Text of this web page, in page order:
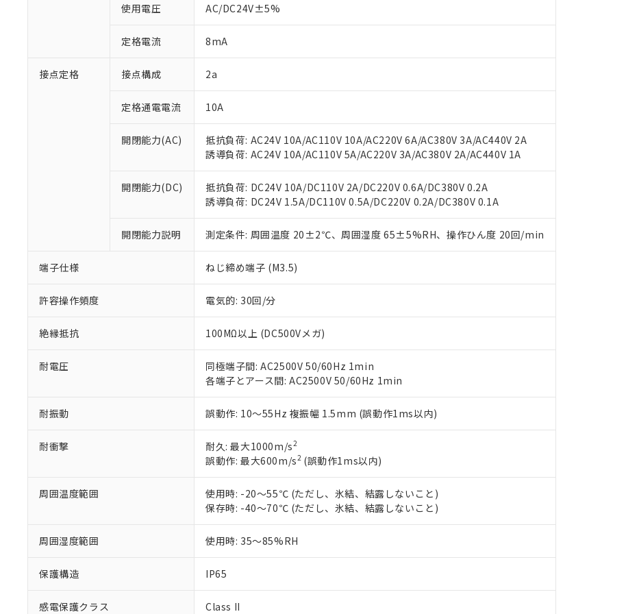
使用電圧 AC/DC24V±5%
定格電流 8mA
接点定格 接点構成 2a
定格通電電流 10A
開閉能力(AC)
抵抗負荷: AC24V 10A/AC110V 10A/AC220V 6A/AC380V 3A/AC440V 2A
誘導負荷: AC24V 10A/AC110V 5A/AC220V 3A/AC380V 2A/AC440V 1A
開閉能力(DC)
抵抗負荷: DC24V 10A/DC110V 2A/DC220V 0.6A/DC380V 0.2A
誘導負荷: DC24V 1.5A/DC110V 0.5A/DC220V 0.2A/DC380V 0.1A
開閉能力説明 測定条件: 周囲温度 20±2℃、周囲湿度 65±5%RH、操作ひん度 20回/min
端子仕様 ねじ締め端子 (M3.5)
許容操作頻度 電気的: 30回/分
絶縁抵抗 100MΩ以上 (DC500Vメガ)
耐電圧
同極端子間: AC2500V 50/60Hz 1min
各端子とアース間: AC2500V 50/60Hz 1min
耐振動 誤動作: 10～55Hz 複振幅 1.5mm (誤動作1ms以内)
耐衝撃 耐久: 最大1000m/s2
誤動作: 最大600m/s2(誤動作1ms以内)
周囲温度範囲
使用時: -20～55℃ (ただし、氷結、結露しないこと)
保存時: -40～70℃ (ただし、氷結、結露しないこと)
周囲湿度範囲 使用時: 35～85%RH
保護構造 IP65
感電保護クラス Class II
以下の条件をお読みいただき、同意のうえご利用ください。
在庫状況および標準価格照会結果は、記載している更新日時点での社内データに基づき
い。
正式な納期状況および標準価格はお客様のお取引先、またはお客様担当のオムロン制御
当社販売員にご相談ください。
オムロン制御機器販売店や当社販売拠点は「
販売ネットワーク
す。
マイパーツ機能（部品リスト作成サービス）をご利用いただくには、I-Webメンバーズ
ている必要があります。
お客様が当ウェブサイト上で当社にご登録された部品リストについて、当社および当社
が、当社の製品・サービスに関するお客様との取引・商談に必要な範囲で利用すること
さい。
いる法人を指します。
仕入先様の事情により、非含有部品としていたものが、含有品と判明した場合などやむを得ず
鉛(Pb) 1000ppm以下、 水銀(Hg) 1000ppm以下、 カドミウム(Cd) 100ppm以下、
ル（DBP） 1000ppm以下、フタル酸ジイソブチル (DIBP) 1000ppm以下
但し、RoHS指令で産業用監視および制御機器に対する適用除外項目は除く。
フタル酸エステル類の４物質については閾値を超える意図的な使用がないことを確認しています。
※2 対応予定月
部品在庫の切り替え状況などにより、予定月が前後することがあります。
※3 非含有証明書ダウンロード
下記の非含有証明書をダウンロードすることができます。
EU RoHS指令（10物質）の非含有証明書
51物質の非含有証明書（当社基準）
また、RoHS指令のフタル酸エステル類４物質の対応では、対応完了までの期間は出荷製品
混在することから備考欄に対応日を記載しておりました。
既に当社にて対応品への在庫切替を完了していることから、特段のことがない限り、2022
り割愛しております。
「×」：最大均質材料含有率が中国RoHSの基準値を超えていることを示します。
「－」：未確認です。当社販売部門へお問い合わせください。
Cr(Ⅵ)(六価クロム) : 1000ppm、 PBBs(ポリ臭化ビフェニル類) : 1000ppm、 PBDEs(ポリ臭化ジフェニルエーテル類) :
※2 環境保護使用期限
「ｅ」：有害物質（10物質）のすべてが基準値以下であることを示します。
「10」：通常の使用状況下において有害物質が外部に漏えいし、環境に深刻な影響を及ぼさ
「－」：未確認です。当社販売部門へお問い合わせください。
当社は規制貨物を破棄する場合は、完全に破砕するなど、違法に輸出されないよう必要
当社は貴社製品を、核兵器、ミサイル、化学兵器、生物兵器またはその他武器並びにこ
置等に一切使用いたしません。
当社は、貴社製品を第三者に販売する場合は、上記1、2および3の内容を当該第三者に
たしません。
合意する キャンセル
△ 一定数には満たないが在庫あり
－
在庫なし(最新の在庫状況については、お客様のお取引先、またはお客様担当のオム
機器販売店・当社販売員にご確認ください)
空
受注生産機種、また在庫状況の情報を公開していない機種